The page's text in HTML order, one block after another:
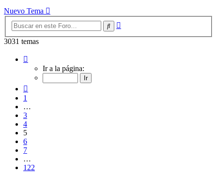
Nuevo Tema
Buscar
3031 temas
Ir a la página:
1
…
3
4
5
6
7
…
122